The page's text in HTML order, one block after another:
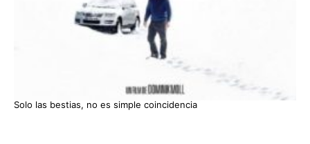
Solo las bestias, no es simple coincidencia